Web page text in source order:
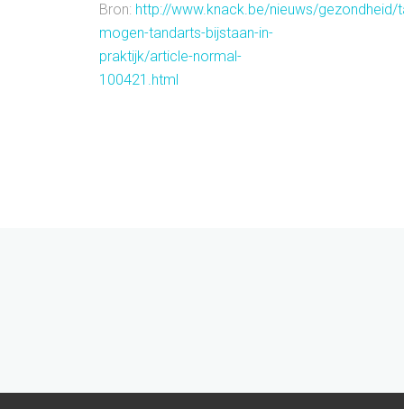
Bron: http://www.knack.be/nieuws/gezondheid/
mogen-tandarts-bijstaan-in-
praktijk/article-normal-
100421.html